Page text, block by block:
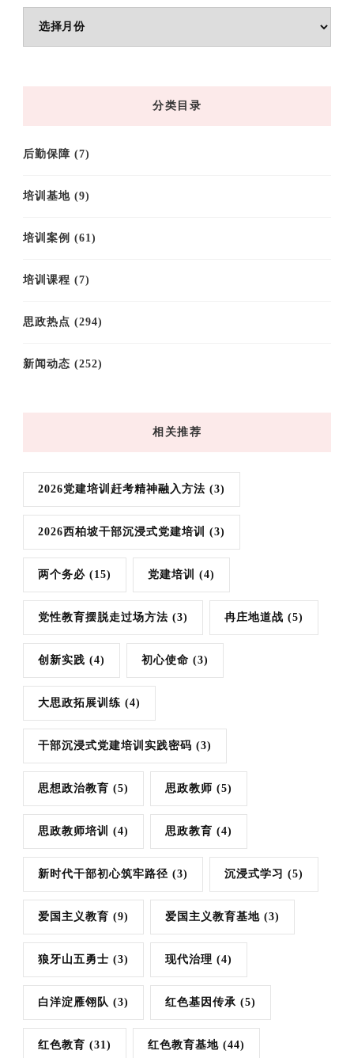
分类目录
后勤保障 (7)
培训基地 (9)
培训案例 (61)
培训课程 (7)
思政热点 (294)
新闻动态 (252)
相关推荐
2026党建培训赶考精神融入方法 (3)
2026西柏坡干部沉浸式党建培训 (3)
两个务必 (15) 党建培训 (4)
党性教育摆脱走过场方法 (3) 冉庄地道战 (5)
创新实践 (4) 初心使命 (3)
大思政拓展训练 (4)
干部沉浸式党建培训实践密码 (3)
思想政治教育 (5) 思政教师 (5)
思政教师培训 (4) 思政教育 (4)
新时代干部初心筑牢路径 (3) 沉浸式学习 (5)
爱国主义教育 (9) 爱国主义教育基地 (3)
狼牙山五勇士 (3) 现代治理 (4)
白洋淀雁翎队 (3) 红色基因传承 (5)
红色教育 (31) 红色教育基地 (44)